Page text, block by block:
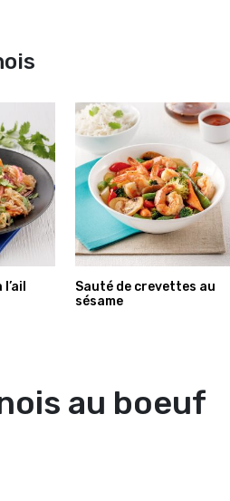
Sauté de crevettes au
sésame
au boeuf